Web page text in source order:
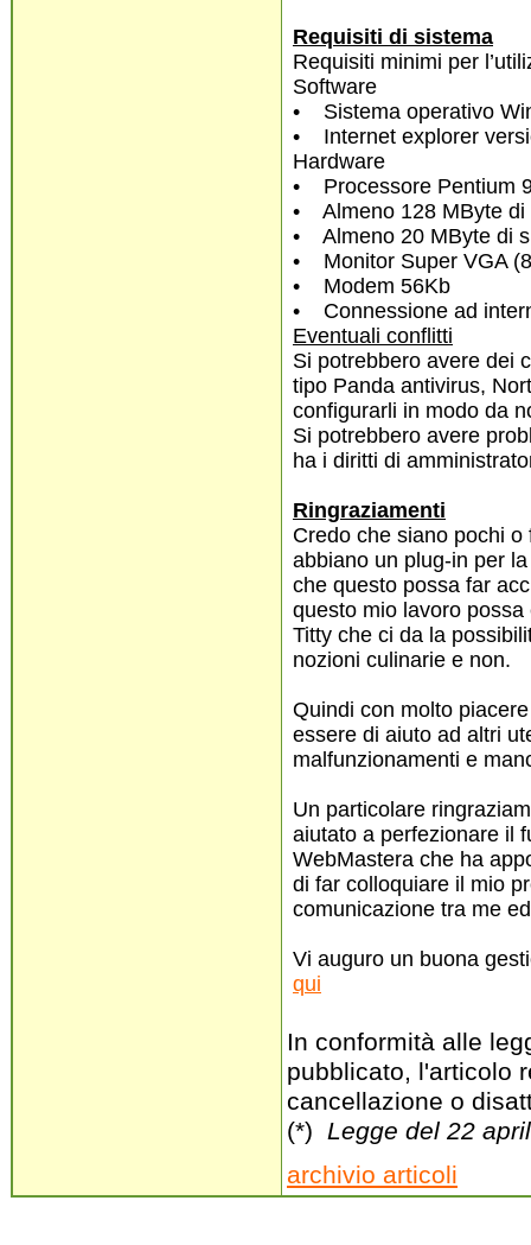
Requisiti di sistema
Requisiti minimi per
Software
• Sistema operativo
• Internet explorer
Hardware
• Processore Pentium
• Almeno 128 MByte di
• Almeno 20 MByte di
• Monitor Super VGA
• Modem 56Kb
• Connessione ad
Eventuali conflitti
Si potrebbero avere dei
tipo Panda antivirus,
configurarli in modo da
Si potrebbero avere
ha i diritti di
Ringraziamenti
Credo che siano pochi
abbiano un plug-in per
che questo possa far
questo mio lavoro
Titty che ci da la
nozioni culinarie e non.
Quindi con molto
essere di aiuto ad altri
malfunzionamenti e
Un particolare
aiutato a perfezionare il
WebMastera che ha
di far colloquiare il mio
comunicazione tra me
Vi auguro un buona
qui
In conformità alle
pubblicato, l'articolo
cancellazione o
(*) Legge del 22
archivio articoli